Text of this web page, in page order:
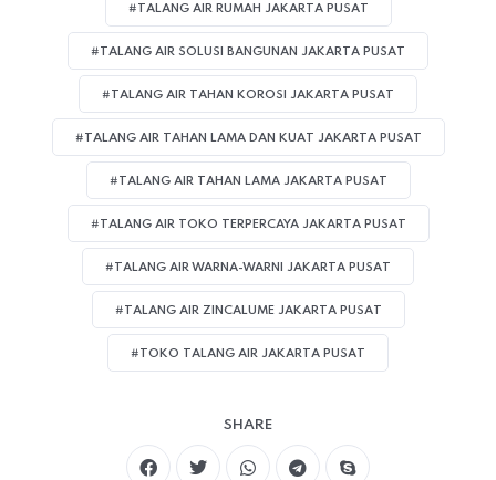
#TALANG AIR RUMAH JAKARTA PUSAT
#TALANG AIR SOLUSI BANGUNAN JAKARTA PUSAT
#TALANG AIR TAHAN KOROSI JAKARTA PUSAT
#TALANG AIR TAHAN LAMA DAN KUAT JAKARTA PUSAT
#TALANG AIR TAHAN LAMA JAKARTA PUSAT
#TALANG AIR TOKO TERPERCAYA JAKARTA PUSAT
#TALANG AIR WARNA-WARNI JAKARTA PUSAT
#TALANG AIR ZINCALUME JAKARTA PUSAT
#TOKO TALANG AIR JAKARTA PUSAT
SHARE